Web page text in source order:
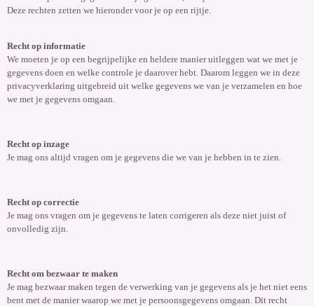
Deze rechten zetten we hieronder voor je op een rijtje.
Recht op informatie
We moeten je op een begrijpelijke en heldere manier uitleggen wat we met je
gegevens doen en welke controle je daarover hebt. Daarom leggen we in deze
privacyverklaring uitgebreid uit welke gegevens we van je verzamelen en hoe
we met je gegevens omgaan.
Recht op inzage
Je mag ons altijd vragen om je gegevens die we van je hebben in te zien.
Recht op correctie
Je mag ons vragen om je gegevens te laten corrigeren als deze niet juist of
onvolledig zijn.
Recht om bezwaar te maken
Je mag bezwaar maken tegen de verwerking van je gegevens als je het niet eens
bent met de manier waarop we met je persoonsgegevens omgaan. Dit recht